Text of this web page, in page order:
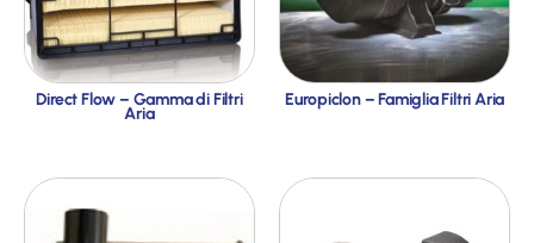
Direct Flow – Gamma di Filtri
Aria
Europiclon – Famiglia Filtri Aria